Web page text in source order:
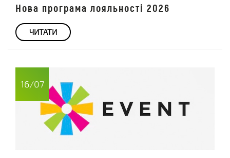
Нова програма лояльності 2026
ЧИТАТИ
16/07